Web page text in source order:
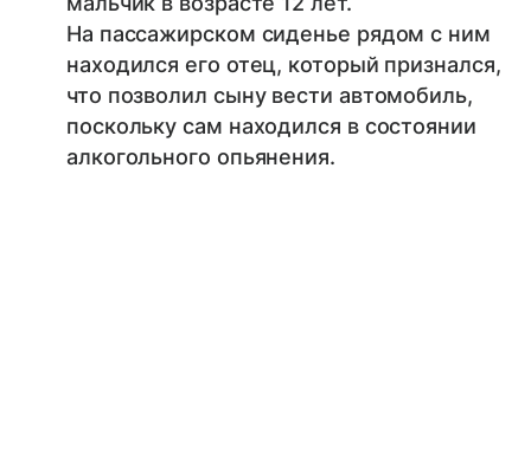
На пассажирском сиденье рядом с ним
находился его отец, который признался,
что позволил сыну вести автомобиль,
поскольку сам находился в состоянии
алкогольного опьянения.